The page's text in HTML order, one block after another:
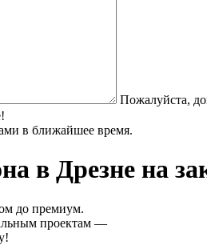
Пожалуйста,
в ближайшее время.
в Дрезне на
до премиум.
проектам —